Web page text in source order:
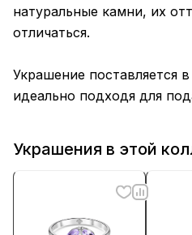
натуральные камни, их
отличаться.
Украшение поставляется
идеально подходя для
Украшения в этой